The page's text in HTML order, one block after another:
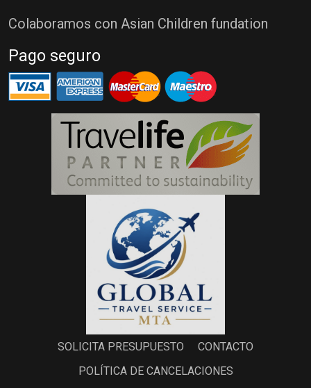
Colaboramos con Asian Children fundation
Pago seguro
SOLICITA PRESUPUESTO
CONTACTO
POLÍTICA DE CANCELACIONES